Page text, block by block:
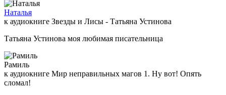
Наталья
к аудиокниге Звезды и Лисы - Татьяна Устинова
Татьяна Устинова моя любимая писательница
Рамиль
к аудиокниге Мир неправильных магов 1. Ну вот! Опять
сломал!